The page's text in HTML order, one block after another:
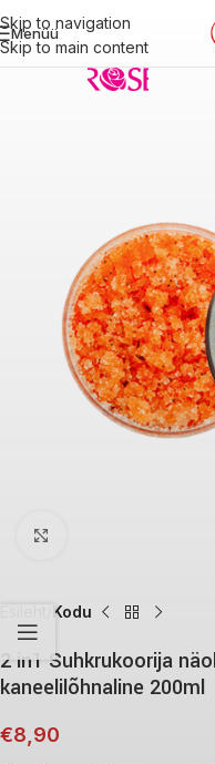
Skip to navigation
Skip to main content
Menüü
Kodu
2 in1 Suhkrukoorija
kaneelilõhnaline 200ml
€8,90